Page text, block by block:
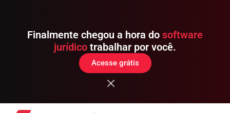
Finalmente chegou a hora do software
jurídico trabalhar por você.
Acesse grátis